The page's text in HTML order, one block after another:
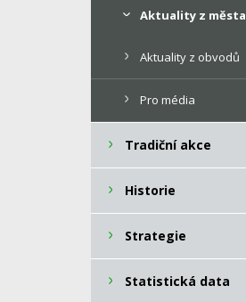
Aktuality z města
Aktuality z obvodů
Pro média
Tradiční akce
Historie
Strategie
Statistická data